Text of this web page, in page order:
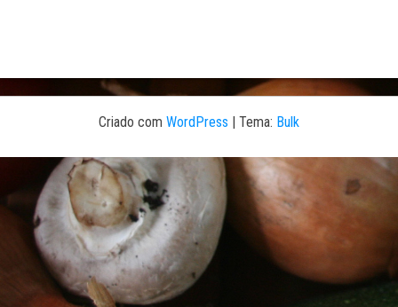
Criado com WordPress | Tema: Bulk